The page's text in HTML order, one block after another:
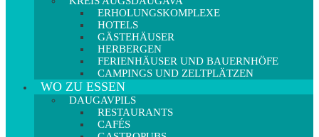
ERHOLUNGSKOMPLEXE
HOTELS
GÄSTEHÄUSER
HERBERGEN
FERIENHÄUSER UND BAUERNHÖFE
CAMPINGS UND ZELTPLÄTZEN
WO ZU ESSEN
DAUGAVPILS
RESTAURANTS
CAFÉS